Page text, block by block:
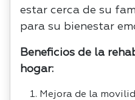
estar cerca de su
para su bienestar
Beneficios de la
hogar:
Mejora de la